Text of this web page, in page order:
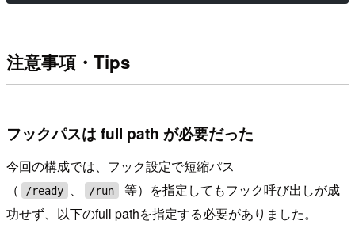
注意事項・Tips
フックパスは full path が必要だった
今回の構成では、フック設定で短縮パス
（
/ready 、 /run
等）を指定してもフック呼び出しが成
功せず、以下のfull pathを指定する必要がありました。